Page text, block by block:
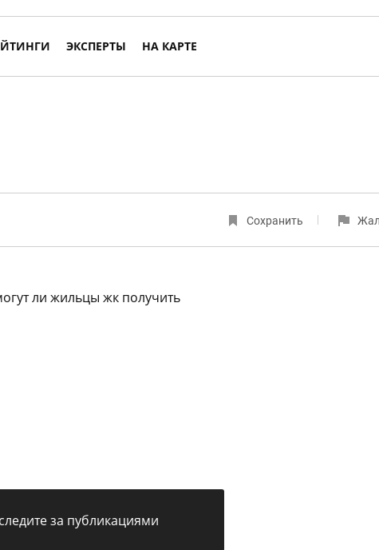
ЭКСПЕРТЫ НА КАРТЕ
Сохранить
ли жильцы жк получить
за публикациями